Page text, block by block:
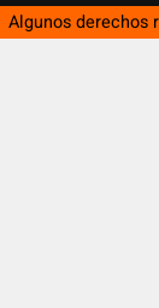
Algunos derechos